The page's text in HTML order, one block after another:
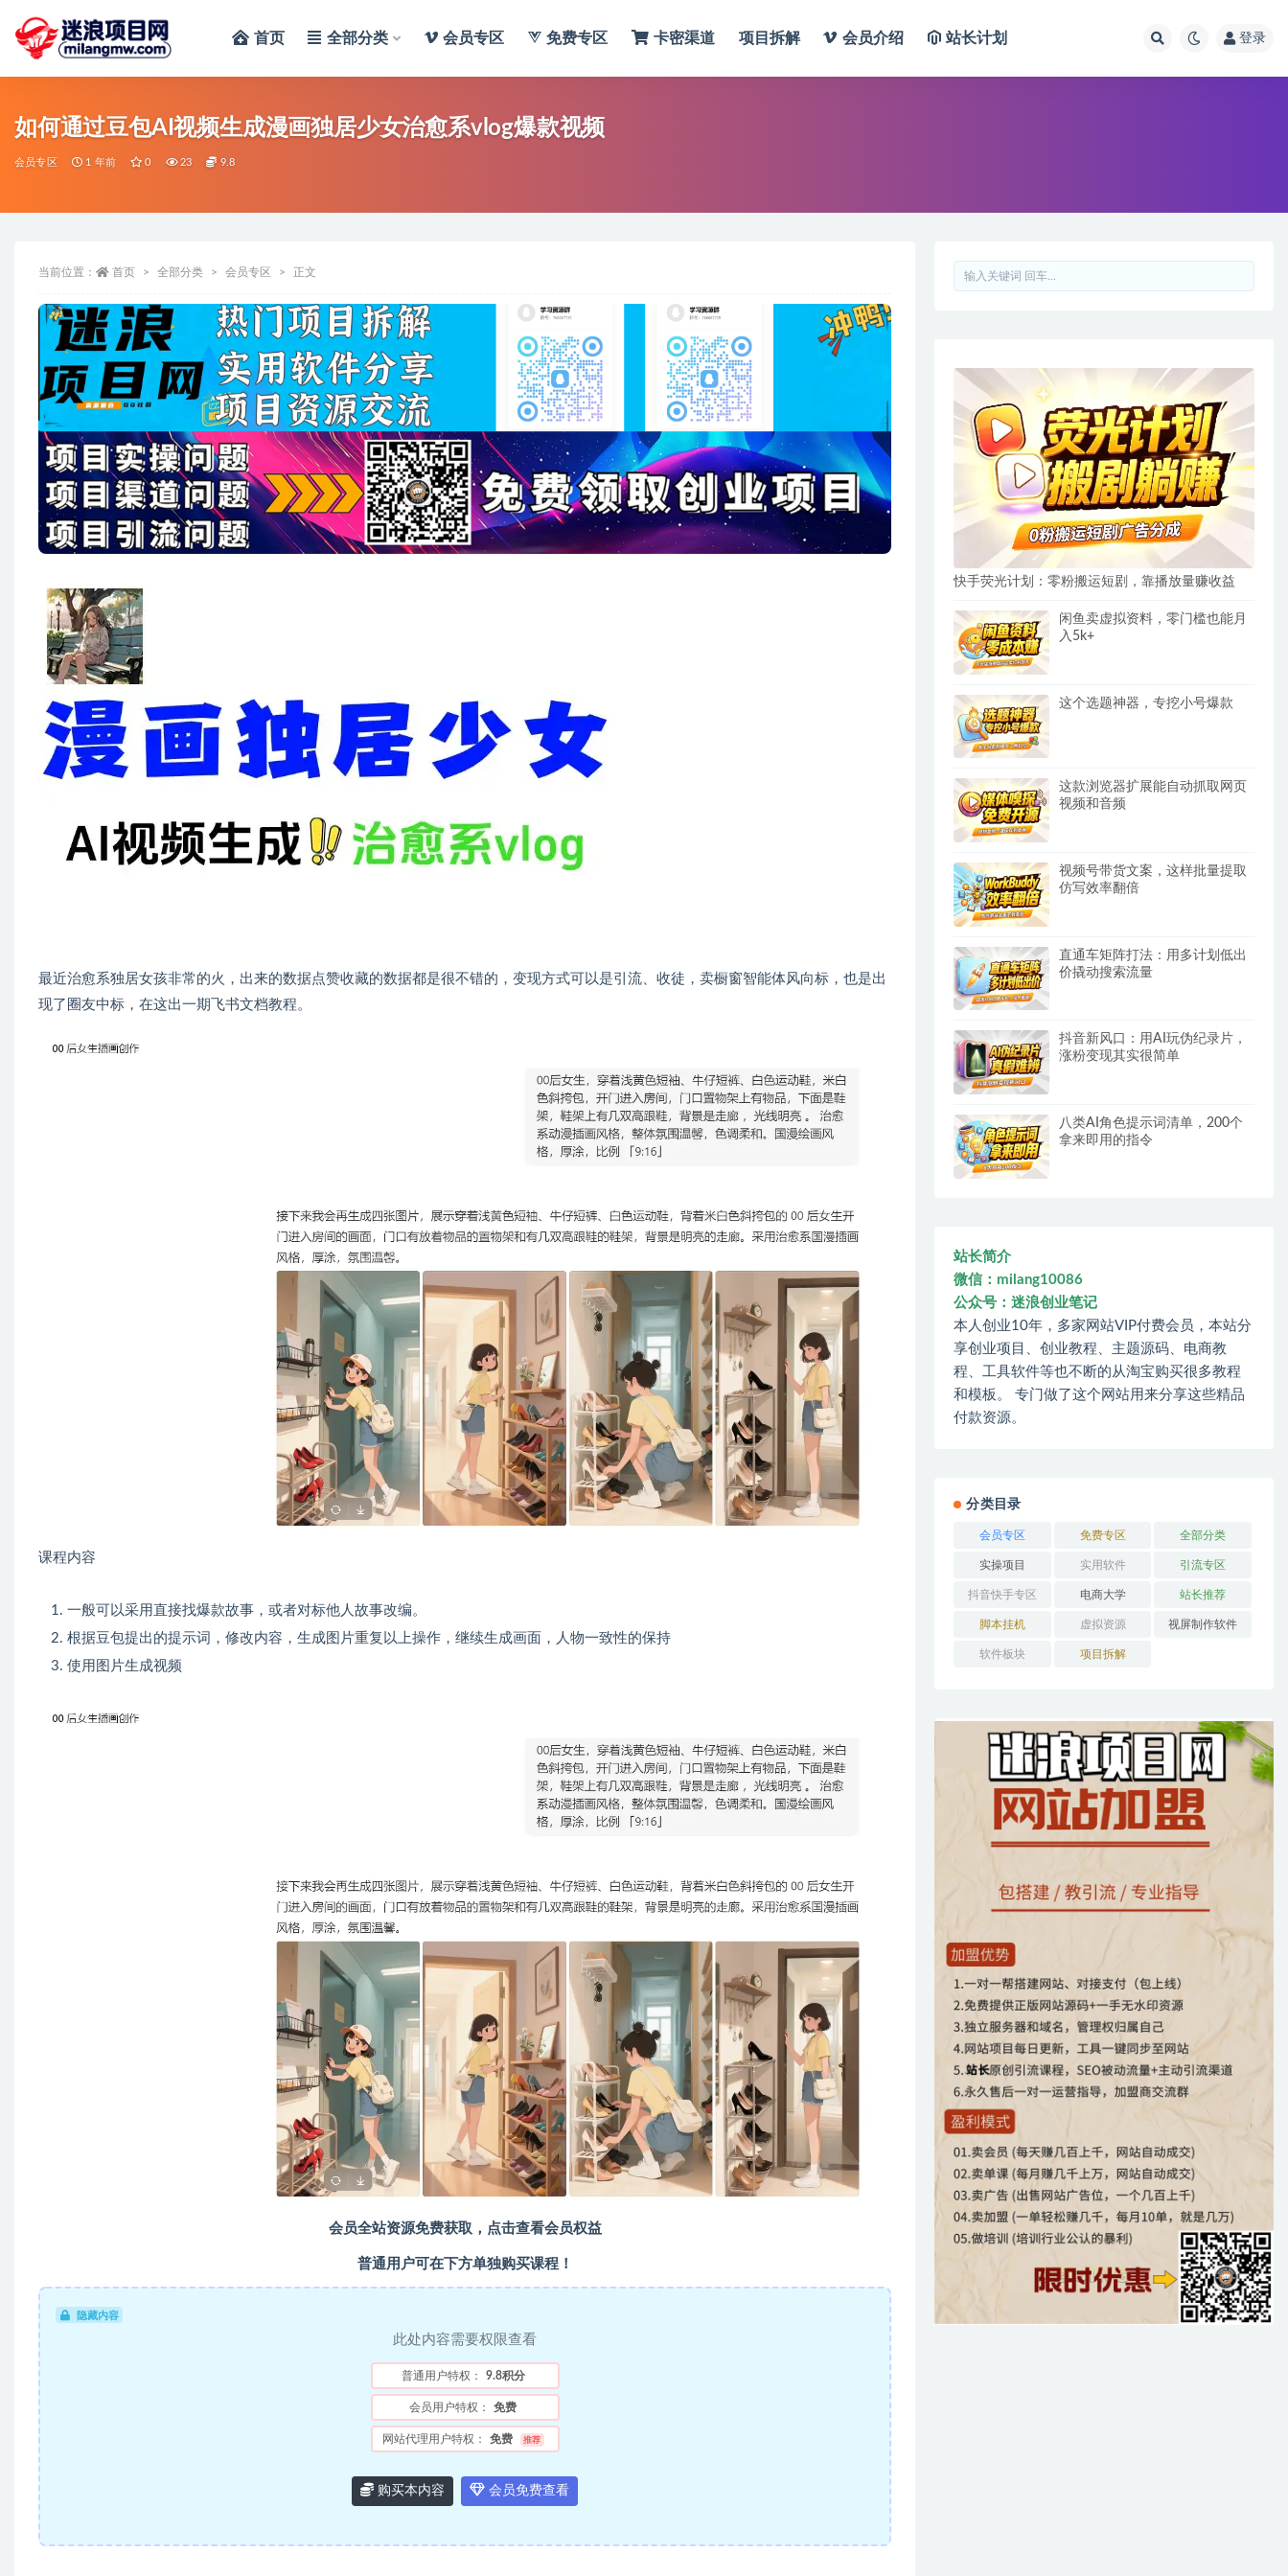
首页 全部分类 会员专区 免费专区 卡密渠道 项目拆解 会员介绍 站长计划 登录
如何通过豆包AI视频生成漫画独居少女治愈系vlog爆款视频
会员专区 1 年前 0 23 9.8
当前位置： 首页 全部分类 会员专区 正文
最近治愈系独居女孩非常的火，出来的数据点赞收藏的数据都是很不错的，变现方式可以是引流、收徒，卖橱窗智能体风向标，也是出
现了圈友中标，在这出一期飞书文档教程。
课程内容
一般可以采用直接找爆款故事，或者对标他人故事改编。
根据豆包提出的提示词，修改内容，生成图片重复以上操作，继续生成画面，人物一致性的保持
使用图片生成视频
会员全站资源免费获取，点击查看会员权益
普通用户可在下方单独购买课程！
隐藏内容
此处内容需要权限查看
普通用户特权： 9.8积分
会员用户特权： 免费
网站代理用户特权： 免费 推荐
购买本内容 会员免费查看
快手荧光计划：零粉搬运短剧，靠播放量赚收益
闲鱼卖虚拟资料，零门槛也能月
入5k+
这个选题神器，专挖小号爆款
这款浏览器扩展能自动抓取网页
视频和音频
视频号带货文案，这样批量提取
仿写效率翻倍
直通车矩阵打法：用多计划低出
价撬动搜索流量
抖音新风口：用AI玩伪纪录片，
涨粉变现其实很简单
八类AI角色提示词清单，200个
拿来即用的指令
站长简介
微信：milang10086
公众号：迷浪创业笔记
本人创业10年，多家网站VIP付费会员，本站分
享创业项目、创业教程、主题源码、电商教
程、工具软件等也不断的从淘宝购买很多教程
和模板。 专门做了这个网站用来分享这些精品
付款资源。
分类目录
会员专区 免费专区 全部分类
实操项目 实用软件 引流专区
抖音快手专区 电商大学 站长推荐
脚本挂机 虚拟资源 视屏制作软件
软件板块 项目拆解